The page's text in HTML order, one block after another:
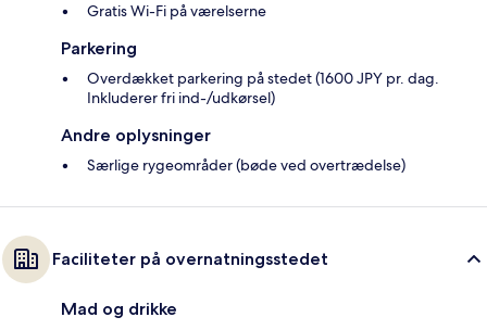
Gratis Wi-Fi på værelserne
Parkering
Overdækket parkering på stedet (1600 JPY pr. dag.
Inkluderer fri ind-/udkørsel)
Andre oplysninger
Særlige rygeområder (bøde ved overtrædelse)
Faciliteter på overnatningsstedet
Mad og drikke